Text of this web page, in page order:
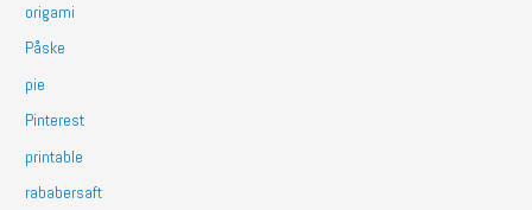
origami
Påske
pie
Pinterest
printable
rababersaft